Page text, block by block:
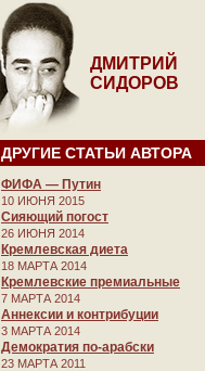
ДМИТРИЙ
СИДОРОВ
ДРУГИЕ СТАТЬИ АВТОРА
ФИФА — Путин
10 ИЮНЯ 2015
Сияющий погост
26 ИЮНЯ 2014
Кремлевская диета
18 МАРТА 2014
Кремлевские премиальные
7 МАРТА 2014
Аннексии и контрибуции
3 МАРТА 2014
Демократия по-арабски
23 МАРТА 2011